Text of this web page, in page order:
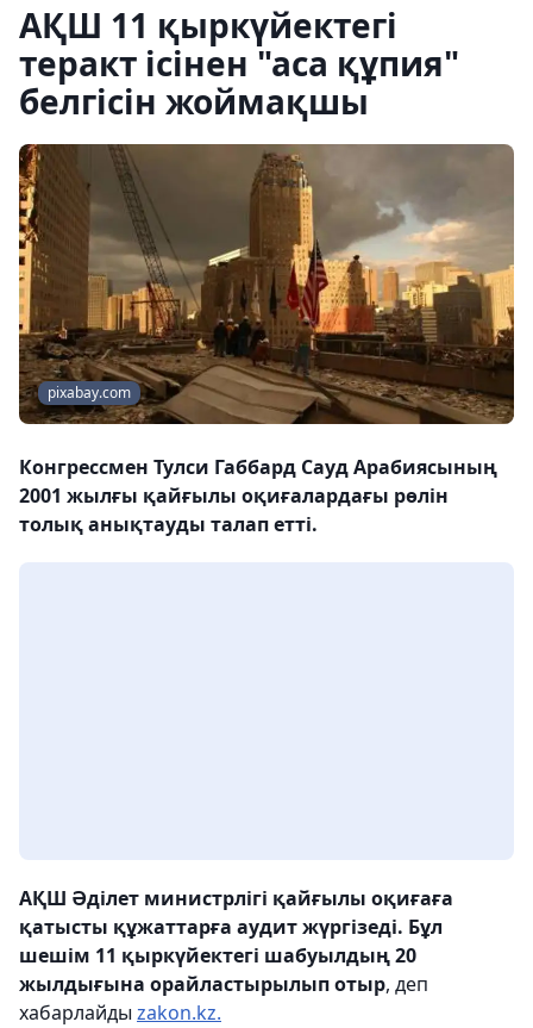
АҚШ 11 қыркүйектегі
теракт ісінен "аса құпия"
белгісін жоймақшы
pixabay.com
Конгрессмен Тулси Габбард Сауд Арабиясының
2001 жылғы қайғылы оқиғалардағы рөлін
толық анықтауды талап етті.
АҚШ Әділет министрлігі қайғылы оқиғаға
қатысты құжаттарға аудит жүргізеді. Бұл
шешім 11 қыркүйектегі шабуылдың 20
жылдығына орайластырылып отыр, деп
хабарлайды zakon.kz.